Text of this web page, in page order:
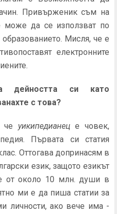
Привърженик съм на
може да се използват по
Мисля, че е
електронните
дейността си като
с това?
че уикипедианеце човек,
Първата си статия
Оттогава допринасям в
език, защото езикът
от около 10 млн. души в
ми е да пиша статии за
личности, ако вече има -